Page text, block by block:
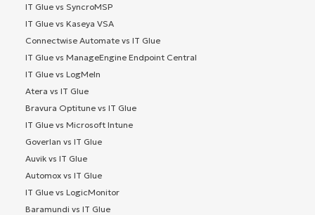
IT Glue vs SyncroMSP
IT Glue vs Kaseya VSA
Connectwise Automate vs IT Glue
IT Glue vs ManageEngine Endpoint Central
IT Glue vs LogMeIn
Atera vs IT Glue
Bravura Optitune vs IT Glue
IT Glue vs Microsoft Intune
Goverlan vs IT Glue
Auvik vs IT Glue
Automox vs IT Glue
IT Glue vs LogicMonitor
Baramundi vs IT Glue